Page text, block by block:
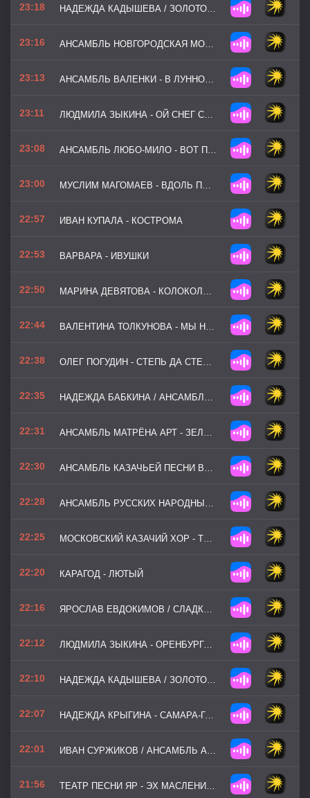
23:18 НАДЕЖДА КАДЫШЕВА / ЗОЛОТОЕ КОЛЬЦО - ШУМЕЛ КАМЫШ
23:16 АНСАМБЛЬ НОВГОРОДСКАЯ МОЗАИКА - САПОЖКИ РУССКИЕ
23:13 АНСАМБЛЬ ВАЛЕНКИ - В ЛУННОМ СИЯНИИ
23:11 ЛЮДМИЛА ЗЫКИНА - ОЙ СНЕГ СНЕЖОК
23:08 АНСАМБЛЬ ЛЮБО-МИЛО - ВОТ ПУЛЯ ПРОСВИСТЕЛА
23:00 МУСЛИМ МАГОМАЕВ - ВДОЛЬ ПО ПИТЕРСКОЙ
22:57 ИВАН КУПАЛА - КОСТРОМА
22:53 ВАРВАРА - ИВУШКИ
22:50 МАРИНА ДЕВЯТОВА - КОЛОКОЛЬЧИК
22:44 ВАЛЕНТИНА ТОЛКУНОВА - МЫ НА ЛОДОЧКЕ КАТАЛИСЬ
22:38 ОЛЕГ ПОГУДИН - СТЕПЬ ДА СТЕПЬ КРУГОМ
22:35 НАДЕЖДА БАБКИНА / АНСАМБЛЬ РУССКАЯ ПЕСНЯ - КИРПИЧИКИ
22:31 АНСАМБЛЬ МАТРЁНА АРТ - ЗЕЛЁНАЯ РОЩА
22:30 АНСАМБЛЬ КАЗАЧЬЕЙ ПЕСНИ ВОЛЬНЫЙ ДОН - ВАРЕНЬКА
22:28 АНСАМБЛЬ РУССКИХ НАРОДНЫХ ИНСТРУМЕНТОВ КАЛИНКА - ЭКСПРОМТ
22:25 МОСКОВСКИЙ КАЗАЧИЙ ХОР - ТЫ ПРОСТИ МЕНЯ РОДНАЯ
22:20 КАРАГОД - ЛЮТЫЙ
22:16 ЯРОСЛАВ ЕВДОКИМОВ / СЛАДКА ЯГОДА - КАЗАК
22:12 ЛЮДМИЛА ЗЫКИНА - ОРЕНБУРГСКИЙ ПУХОВЫЙ ПЛАТОК
22:10 НАДЕЖДА КАДЫШЕВА / ЗОЛОТОЕ КОЛЬЦО - ТОНКАЯ РЯБИНА
22:07 НАДЕЖДА КРЫГИНА - САМАРА-ГОРОДОК
22:01 ИВАН СУРЖИКОВ / АНСАМБЛЬ АНАТОЛИЯ ЦАДИКОВСКОГО - МЕТЕЛИЦА
21:56 ТЕАТР ПЕСНИ ЯР - ЭХ МАСЛЕНИЦА-КРАСАВИЦА